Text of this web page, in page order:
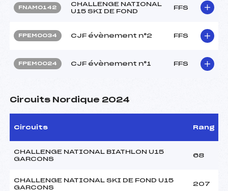
FNAM0142
CHALLENGE NATIONAL
U15 SKI DE FOND
FFS
FPEM0034 CJF évènement n°2 FFS
FPEM0024 CJF évènement n°1 FFS
Circuits Nordique 2024
Circuits Rang
CHALLENGE NATIONAL BIATHLON U15
GARCONS
68
CHALLENGE NATIONAL SKI DE FOND U15
GARCONS
207